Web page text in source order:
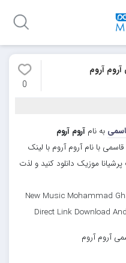
آروم
0
به نام آروم آروم
با نام آروم آروم با لینک
موزیک دانلود کنید و لذت
New Music Mohammad
Direct Link Download